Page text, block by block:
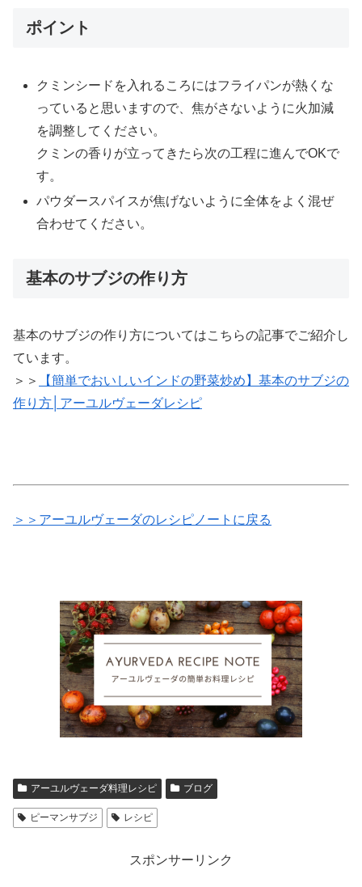
ポイント
クミンシードを入れるころにはフライパンが熱くな
っていると思いますので、焦がさないように火加減
を調整してください。
クミンの香りが立ってきたら次の工程に進んでOKで
す。
パウダースパイスが焦げないように全体をよく混ぜ
合わせてください。
基本のサブジの作り方
基本のサブジの作り方についてはこちらの記事でご紹介し
ています。
＞＞
【簡単でおいしいインドの野菜炒め】基本のサブジの
作り方│アーユルヴェーダレシピ
＞＞アーユルヴェーダのレシピノートに戻る
アーユルヴェーダ料理レシピ ブログ
ピーマンサブジ レシピ
スポンサーリンク